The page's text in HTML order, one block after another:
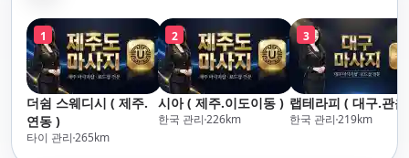
1
더쉼 스웨디시 ( 제주.
연동 )
타이 관리 265km
2
시아 ( 제주.이도이동 )
한국 관리 226km
3
랩테라피 ( 대구.관
한국 관리 219km